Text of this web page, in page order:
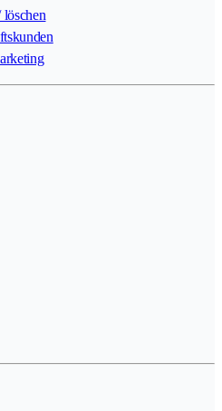
löschen